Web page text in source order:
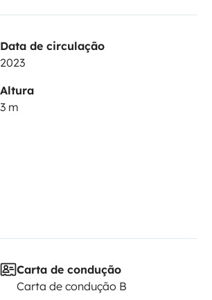
Data de circulação
2023
Altura
3 m
Carta de condução
Carta de condução B